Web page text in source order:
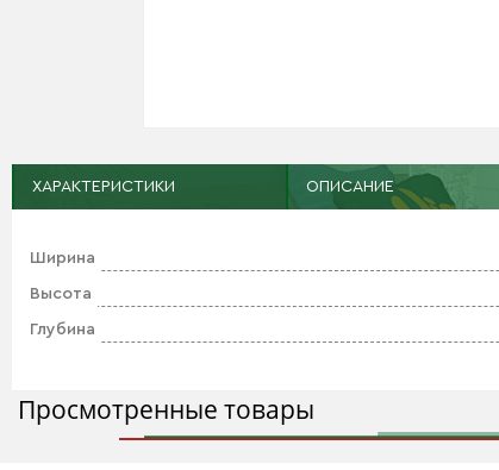
ХАРАКТЕРИСТИКИ ОПИСАНИЕ
Ширина
Высота
Глубина
Просмотренные товары